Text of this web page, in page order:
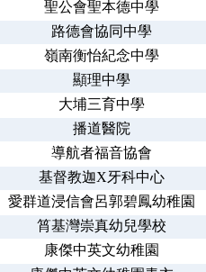
聖公會聖本德中學
路德會協同中學
嶺南衡怡紀念中學
顯理中學
大埔三育中學
播道醫院
導航者福音協會
基督教迦X牙科中心
愛群道浸信會呂郭碧鳳幼稚園
筲基灣崇真幼兒學校
康傑中英文幼稚園